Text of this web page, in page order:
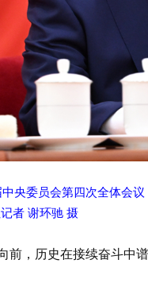
央委员会第四次全体会
者 谢环驰 摄
前，历史在接续奋斗中